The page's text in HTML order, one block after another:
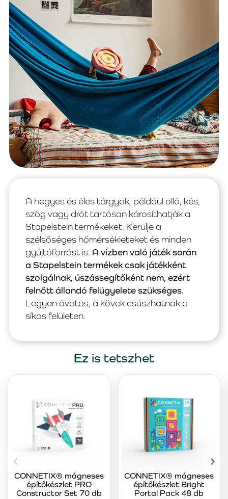
A hegyes és éles tárgyak, például olló, kés,
szög vagy drót tartósan károsíthatják a
Stapelstein termékeket. Kerülje a
szélsőséges hőmérsékleteket és minden
gyújtóforrást is. A vízben való játék során
a Stapelstein termékek csak játékként
szolgálnak, úszássegítőként nem, ezért
felnőtt állandó felügyelete szükséges.
Legyen óvatos, a kövek csúszhatnak a
síkos felületen.
Ez is tetszhet
CONNETIX® mágneses
építőkészlet PRO
Constructor Set 70 db
CONNETIX® mágneses
építőkészlet Bright
Portal Pack 48 db